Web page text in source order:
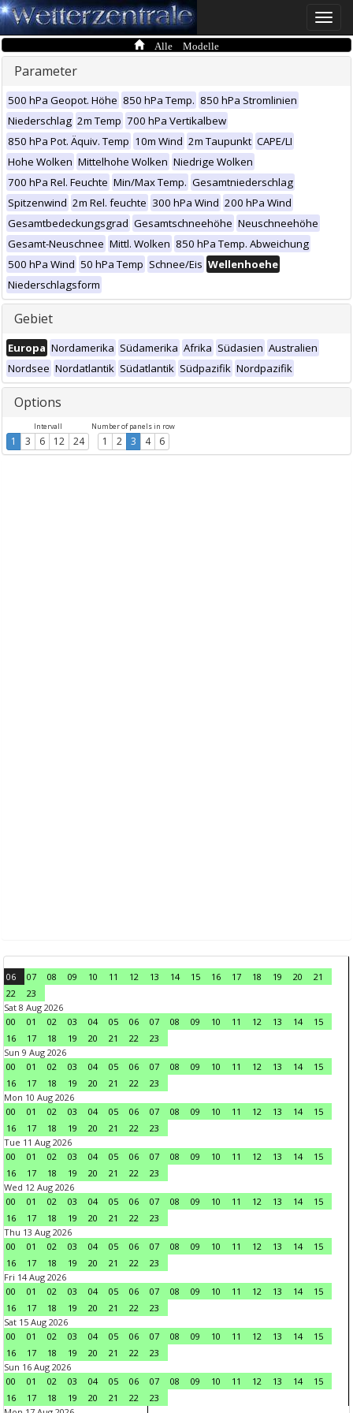
Toggle
Alle Modelle
Parameter
500 hPa Geopot. Höhe 850 hPa Temp. 850 hPa Stromlinien
Niederschlag 2m Temp 700 hPa Vertikalbew
850 hPa Pot. Äquiv. Temp 10m Wind 2m Taupunkt CAPE/LI
Hohe Wolken Mittelhohe Wolken Niedrige Wolken
700 hPa Rel. Feuchte Min/Max Temp. Gesamtniederschlag
Spitzenwind 2m Rel. feuchte 300 hPa Wind 200 hPa Wind
Gesamtbedeckungsgrad Gesamtschneehöhe Neuschneehöhe
Gesamt-Neuschnee Mittl. Wolken 850 hPa Temp. Abweichung
500 hPa Wind 50 hPa Temp Schnee/Eis Wellenhoehe
Niederschlagsform
Gebiet
Europa Nordamerika Südamerika Afrika Südasien Australien
Nordsee Nordatlantik Südatlantik Südpazifik Nordpazifik
Options
Intervall
1 3 6 12 24
Number of panels in row
1 2 3 4 6
06 07 08 09 10 11 12 13 14 15 16 17 18 19 20
21
22
23
Sat 8 Aug 2026
00
01 02 03 04 05 06 07 08 09 10 11 12 13 14
15
16
17 18 19 20 21 22
23
Sun 9 Aug 2026
00
01 02 03 04 05 06 07 08 09 10 11 12 13 14
15
16
17 18 19 20 21 22
23
Mon 10 Aug 2026
00
01 02 03 04 05 06 07 08 09 10 11 12 13 14
15
16
17 18 19 20 21 22
23
Tue 11 Aug 2026
00
01 02 03 04 05 06 07 08 09 10 11 12 13 14
15
16
17 18 19 20 21 22
23
Wed 12 Aug 2026
00
01 02 03 04 05 06 07 08 09 10 11 12 13 14
15
16
17 18 19 20 21 22
23
Thu 13 Aug 2026
00
01 02 03 04 05 06 07 08 09 10 11 12 13 14
15
16
17 18 19 20 21 22
23
Fri 14 Aug 2026
00
01 02 03 04 05 06 07 08 09 10 11 12 13 14
15
16
17 18 19 20 21 22
23
Sat 15 Aug 2026
00
01 02 03 04 05 06 07 08 09 10 11 12 13 14
15
16
17 18 19 20 21 22
23
Sun 16 Aug 2026
00
01 02 03 04 05 06 07 08 09 10 11 12 13 14
15
16
17 18 19 20 21 22
23